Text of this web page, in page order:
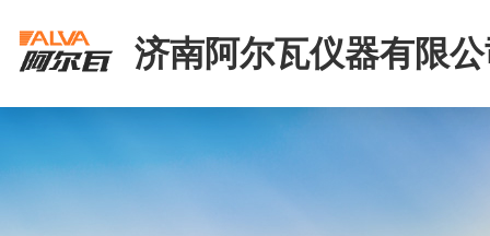
济南阿尔瓦仪器有限